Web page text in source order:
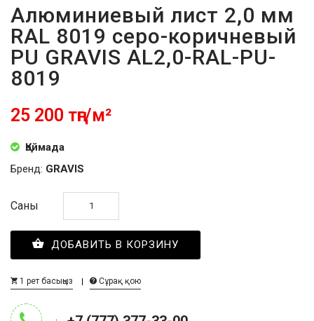
Алюминиевый лист 2,0 мм
RAL 8019 серо-коричневый
PU GRAVIS AL2,0-RAL-PU-
8019
25 200 тңг/м²
Қоймада
Бренд: GRAVIS
Саны
ДОБАВИТЬ В КОРЗИНУ
1 рет басыңыз Сұрақ қою